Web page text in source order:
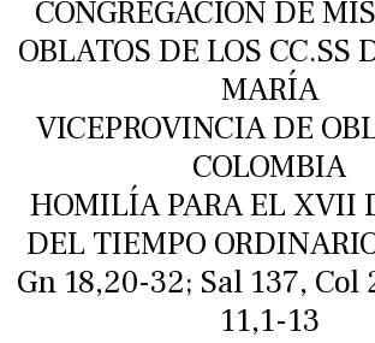
CONGREGACIÓN DE
OBLATOS DE LOS CC.SS
MARÍA
VICEPROVINCIA DE
COLOMBIA
HOMILÍA PARA EL XVII
DEL TIEMPO
Gn 18,20-32; Sal 137, Col
11,1-13